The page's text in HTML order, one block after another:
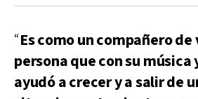
“Es como un compañero
persona que con su música
ayudó a crecer y a salir de